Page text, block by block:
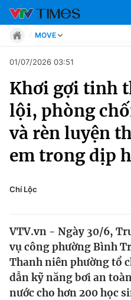
Chuyên mục
Tin tức
Move
Phong cách
Sự kiện
Bóng đá
MOVE
Move
Phong cách
Chân dung
Sự kiện
Bóng đá
Thể thao điện tử
Các môn khác
01/07/2026 03:51
Khơi gợi tinh
lội, phòng
và rèn luyện
em trong dịp
Chí Lộc
VTV.vn - Ngày 30/6,
vụ công phường Bình
Thanh niên phường tổ
dẫn kỹ năng bơi an
nước cho hơn 200 học